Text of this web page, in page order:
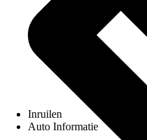
Inruilen
Auto Informatie